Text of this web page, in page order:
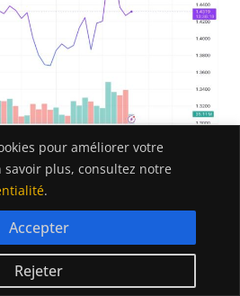
pour améliorer votre
savoir plus, consultez notre
.
Rejeter
Accepter
atteindre les